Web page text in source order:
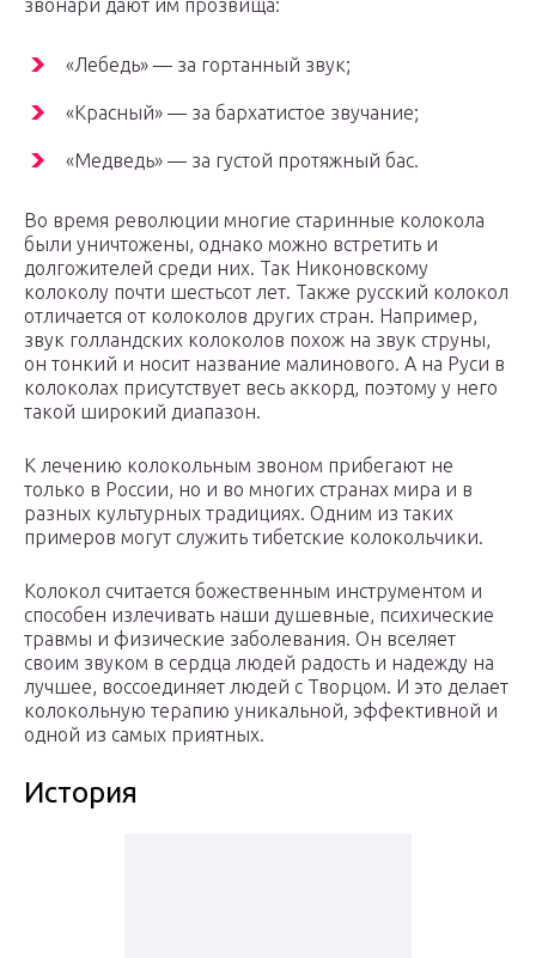
звонари дают им прозвища:
«Лебедь» — за гортанный звук;
«Красный» — за бархатистое звучание;
«Медведь» — за густой протяжный бас.
Во время революции многие старинные колокола
были уничтожены, однако можно встретить и
долгожителей среди них. Так Никоновскому
колоколу почти шестьсот лет. Также русский колокол
отличается от колоколов других стран. Например,
звук голландских колоколов похож на звук струны,
он тонкий и носит название малинового. А на Руси в
колоколах присутствует весь аккорд, поэтому у него
такой широкий диапазон.
К лечению колокольным звоном прибегают не
только в России, но и во многих странах мира и в
разных культурных традициях. Одним из таких
примеров могут служить тибетские колокольчики.
Колокол считается божественным инструментом и
способен излечивать наши душевные, психические
травмы и физические заболевания. Он вселяет
своим звуком в сердца людей радость и надежду на
лучшее, воссоединяет людей с Творцом. И это делает
колокольную терапию уникальной, эффективной и
одной из самых приятных.
История